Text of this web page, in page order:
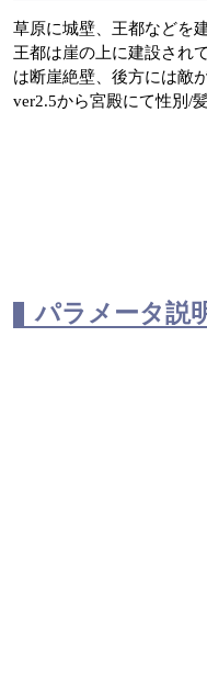
草原に城壁、王都などを
王都は崖の上に建設され
は断崖絶壁、後方には敵
ver2.5から宮殿にて性別/
パラメータ説